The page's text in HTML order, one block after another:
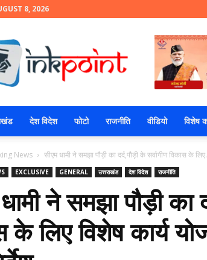
8, 2026
देश विदेश फोटो राजनीति वीडियो विशेष
News सीएम धामी ने समझा पौड़ी का दर्द,पौड़ी के सर्वागीण विकास के
EXCLUSIVE GENERAL उत्तराखंड देश विदेश राजनीति
ने समझा पौड़ी का
के लिए विशेष कार्य